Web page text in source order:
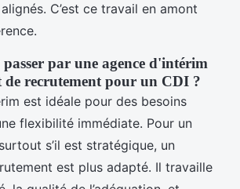
C’est ce travail en amont
par une agence d'intérim
de recrutement pour un CDI ?
est idéale pour des besoins
flexibilité immédiate. Pour un
s’il est stratégique, un
est plus adapté. Il travaille